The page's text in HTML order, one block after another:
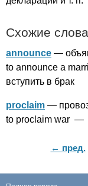
Схожие слова
announce —
to announce a
вступить в брак
proclaim —
to proclaim war —
← пред.